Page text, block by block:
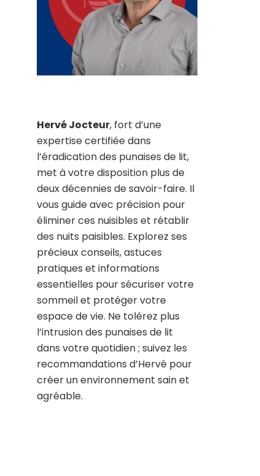
Hervé Jocteur, fort d’une
expertise certifiée dans
l’éradication des punaises de lit,
met à votre disposition plus de
deux décennies de savoir-faire. Il
vous guide avec précision pour
éliminer ces nuisibles et rétablir
des nuits paisibles. Explorez ses
précieux conseils, astuces
pratiques et informations
essentielles pour sécuriser votre
sommeil et protéger votre
espace de vie. Ne tolérez plus
l’intrusion des punaises de lit
dans votre quotidien ; suivez les
recommandations d’Hervé pour
créer un environnement sain et
agréable.